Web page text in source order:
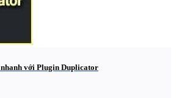
nhanh với Plugin Duplicator